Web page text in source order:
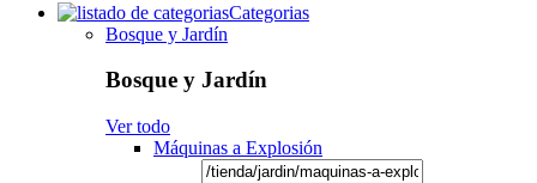
Categorias
Bosque y Jardín
Bosque y Jardín
Ver todo
Máquinas a Explosión